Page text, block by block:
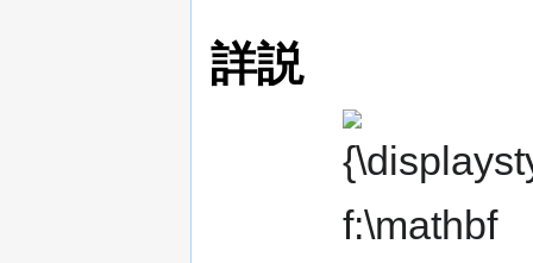
詳説
{\displaystyle
f:\mathbf {R}
^{n}\to